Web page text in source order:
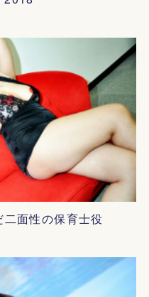
面性の保育士役